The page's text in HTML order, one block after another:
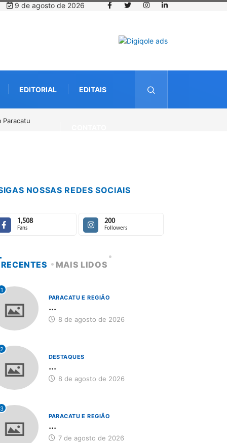
9 de agosto de 2026
EDITORIAL EDITAIS
de agosto
NOSSAS REDES SOCIAIS
1,508
Fans
200
Followers
RECENTES MAIS LIDOS
1
PARACATU E REGIÃO
...
8 de agosto de 2026
2
DESTAQUES
...
8 de agosto de 2026
3
PARACATU E REGIÃO
...
7 de agosto de 2026